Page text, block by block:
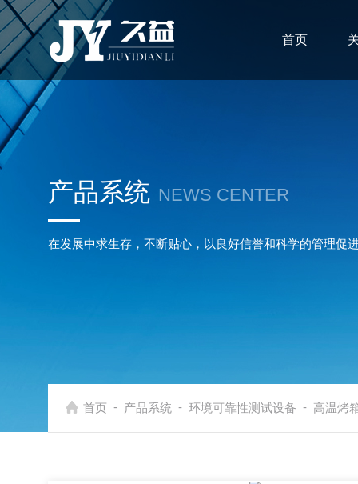
首页
产品系统 NEWS CENTER
在发展中求生存，不断贴心，以良好信誉和科学的管理促
首页 - 产品系统 - 环境可靠性测试设备 - 高温烤